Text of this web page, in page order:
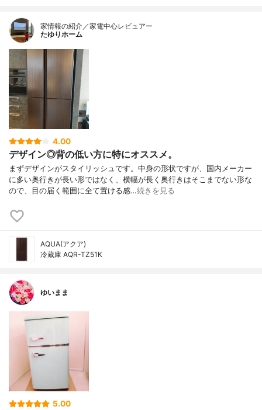
家情報の紹介／家電中心レビュアー
たゆりホーム
4.00
デザイン◎背の低い方に特にオススメ。
まずデザインがスタイリッシュです。中身の形状ですが、国内メーカー
に多い奥行きが長い形ではなく、横幅が長く奥行きはそこまでない形な
ので、目の届く範囲に全て置ける感…続きを見る
AQUA(アクア)
冷蔵庫 AQR-TZ51K
ゆいまま
5.00